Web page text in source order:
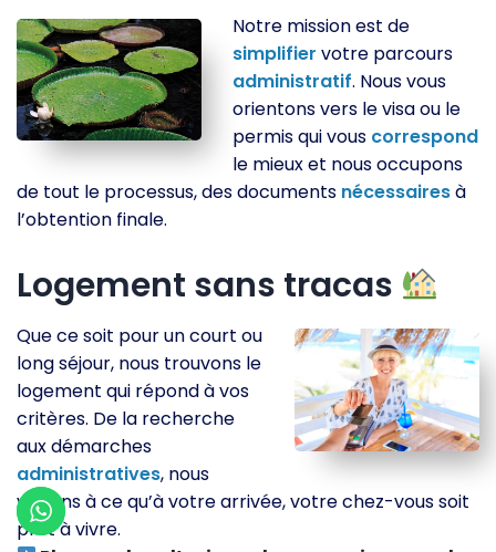
Notre mission est de
simplifier votre parcours
administratif. Nous vous
orientons vers le visa ou le
permis qui vous correspond
le mieux et nous occupons
de tout le processus, des documents nécessairesà
l’obtention finale.
Logement sans tracas
Que ce soit pour un court ou
long séjour, nous trouvons le
logement qui répond à vos
critères. De la recherche
aux démarches
administratives, nous
veillons à ce qu’à votre arrivée, votre chez-vous soit
prêt à vivre.